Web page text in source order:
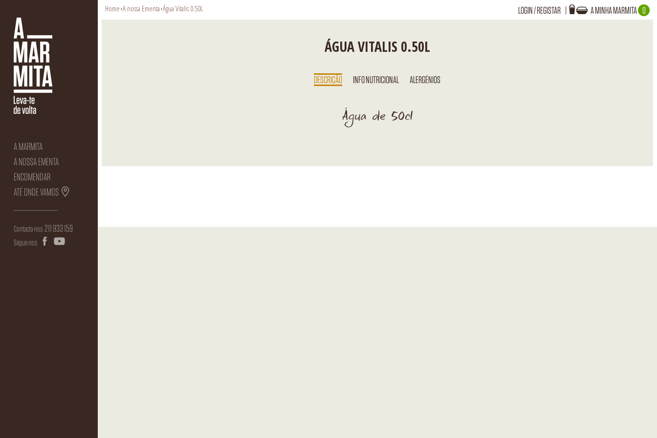
A MARMITA
A NOSSA EMENTA
ENCOMENDAR
ATÉ ONDE VAMOS
Contacta-nos 211 933 159
Segue-nos
A MINHA MARMITA 0
LOGIN/REGISTAR
Home›A nossa Ementa›Água Vitalis 0.50L
ÁGUA VITALIS 0.50L
DESCRIÇÃO INFO NUTRICIONAL ALERGÉNIOS
Água de 50cl